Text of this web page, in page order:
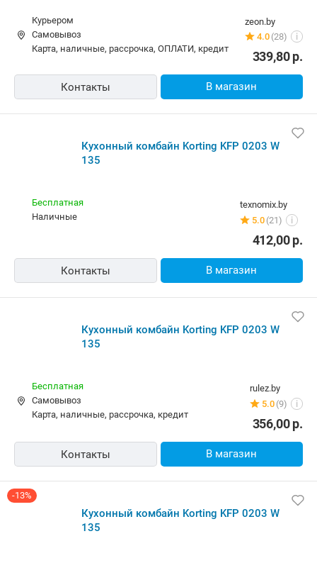
zeon.by
4.0 (28) i
Курьером
Самовывоз
карта, наличные, рассрочка, ОПЛАТИ, кредит
339,80р.
Контакты В магазин
Кухонный комбайн Korting KFP 0203 W
135
texnomix.by
5.0 (21) i
Бесплатная
наличные
412,00р.
Контакты В магазин
Кухонный комбайн Korting KFP 0203 W
135
rulez.by
5.0 (9) i
Бесплатная
Самовывоз
карта, наличные, рассрочка, кредит
356,00р.
Контакты В магазин
-13%
Кухонный комбайн Korting KFP 0203 W
135